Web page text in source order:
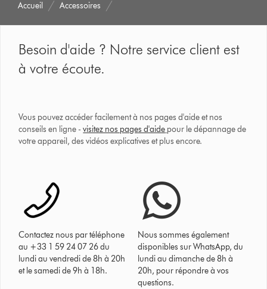
Accueil Accessoires
Besoin d'aide ? Notre service client est
à votre écoute.
Vous pouvez accéder facilement à nos pages d'aide et nos
conseils en ligne -visitez nos pages d'aide pour le dépannage de
votre appareil, des vidéos explicatives et plus encore.
Contactez nous par téléphone
au +33 1 59 24 07 26 du
lundi au vendredi de 8h à 20h
et le samedi de 9h à 18h.
Nous sommes également
disponibles sur WhatsApp, du
lundi au dimanche de 8h à
20h, pour répondre à vos
questions.